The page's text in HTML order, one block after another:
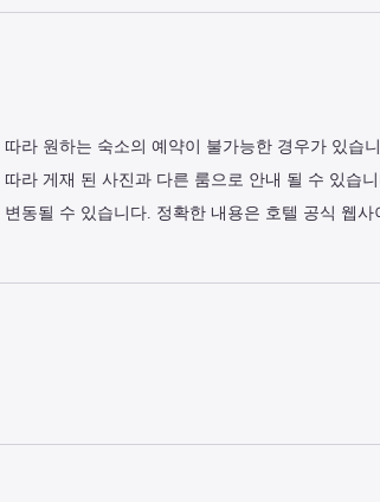
라 원하는 숙소의 예약이 불가능한 경우가 있습
라 게재 된 사진과 다른 룸으로 안내 될 수 있습
변동될 수 있습니다. 정확한 내용은 호텔 공식 웹